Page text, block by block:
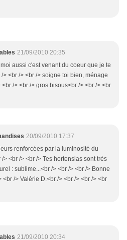
21/09/2010 20:35
aussi c'est venant du coeur que je te
> <br /> <br /> soigne toi bien, ménage
<br /> <br /> gros bisous<br /> <br /> <br
20/09/2010 17:37
renforcées par la luminosité du
> <br /> <br /> Tes hortensias sont très
: sublime...<br /> <br /> <br /> Bonne
<br /> Valérie D.<br /> <br /> <br /> <br
21/09/2010 20:34